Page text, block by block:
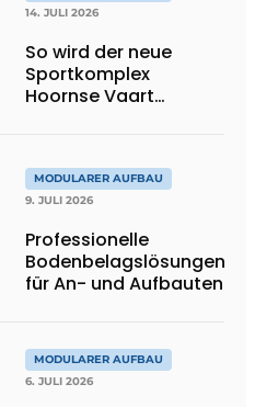
14. JULI 2026
So wird der neue
Sportkomplex
Hoornse Vaart
MODULARER AUFBAU
9. JULI 2026
Professionelle
Bodenbelagslösungen
für An- und Aufbauten
MODULARER AUFBAU
6. JULI 2026